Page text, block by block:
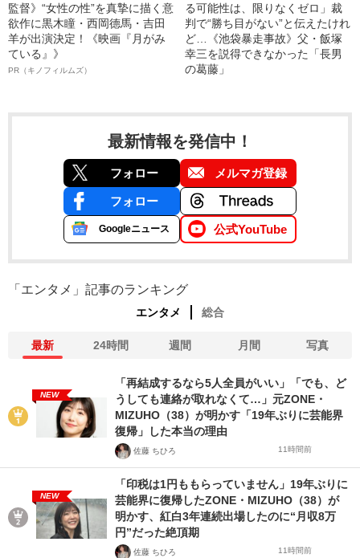
監督》“女性の性”を真摯に描く意
欲作に黒木瞳・西岡德馬・吉田
羊が出演決定！《映画『月がみ
ている』》
PR（キノフィルムズ）
る可能性は、限りなくゼロ」裁
判で“勝ち目がない”と伝えたけれ
ど…《池袋暴走事故》父・飯塚
幸三を説得できなかった「長男
の葛藤」
最新情報を発信中！
フォロー メルマガ登録
フォロー
Googleニュース 公式YouTube
「エンタメ」記事のランキング
エンタメ 総合
最新 24時間 週間 月間 写真
NEW
「再結成するなら5人全員がいい」「でも、ど
うしても連絡が取れなくて…」元ZONE・
MIZUHO（38）が明かす「19年ぶりに芸能界
復帰」した本当の理由
佐藤 ちひろ 11時間前
NEW
「印税は1円ももらっていません」19年ぶりに
芸能界に復帰したZONE・MIZUHO（38）が
明かす、紅白3年連続出場したのに“月収8万
円”だった絶頂期
佐藤 ちひろ 11時間前